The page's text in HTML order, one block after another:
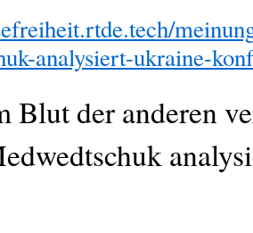
analysiert-ukraine-
Blut der anderen